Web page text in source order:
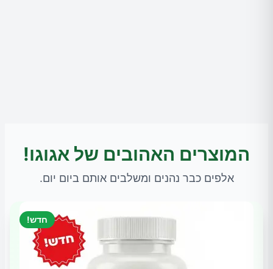
המוצרים האהובים של אגוגו!
אלפים כבר נהנים ומשלבים אותם ביום יום.
חדש!